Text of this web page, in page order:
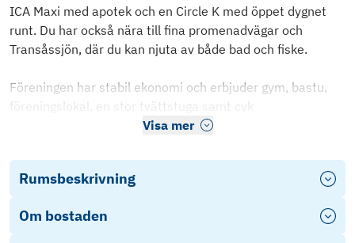
ICA Maxi med apotek och en Circle K med öppet dygnet
runt. Du har också nära till fina promenadvägar och
Transåssjön, där du kan njuta av både bad och fiske.
Föreningen har stabil ekonomi och erbjuder gym, bastu,
föreningslokal, en stor tvättstuga samt cyk
Visa mer
Rumsbeskrivning
Om bostaden